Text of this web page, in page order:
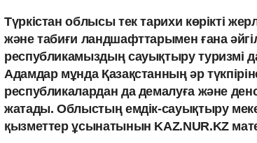
Түркістан облысы тек тарихи көрікті
және табиғи ландшафттарымен ғана
республикамыздың сауықтыру туризмі
Адамдар мұнда Қазақстанның әр
республикалардан да демалуға және
жатады. Облыстың емдік-сауықтыру
қызметтер ұсынатынын KAZ.NUR.KZ